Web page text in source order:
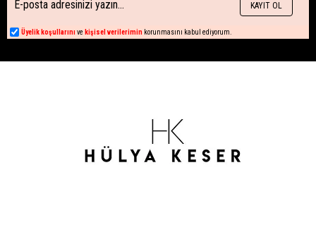
KAYIT OL
Üyelik koşullarını ve kişisel verilerimin korunmasını kabul ediyorum.